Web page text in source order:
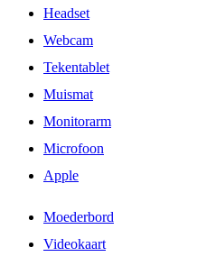
Headset
Webcam
Tekentablet
Muismat
Monitorarm
Microfoon
Apple
Moederbord
Videokaart